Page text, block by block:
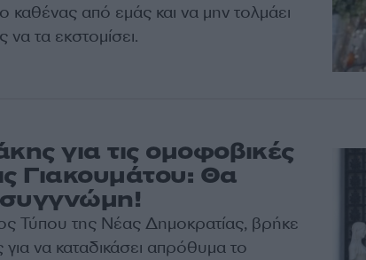
καθένας από εμάς και να μην τολμάει
τα εκστομίσει.
για τις ομοφοβικές
Γιακουμάτου: Θα
συγγνώμη!
Τύπου της Νέας Δημοκρατίας, βρήκε
για να καταδικάσει απρόθυμα το